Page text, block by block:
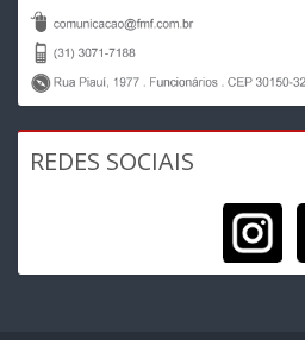
REDES SOCIAIS